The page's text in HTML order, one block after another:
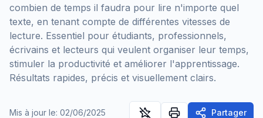
combien de temps il faudra pour lire n'importe quel
texte, en tenant compte de différentes vitesses de
lecture. Essentiel pour étudiants, professionnels,
écrivains et lecteurs qui veulent organiser leur temps,
stimuler la productivité et améliorer l'apprentissage.
Résultats rapides, précis et visuellement clairs.
Mis à jour le: 02/06/2025 Partager